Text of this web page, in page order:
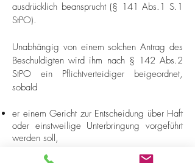
ausdrücklich beansprucht (§ 141 Abs.1 S.1
StPO).
Unabhängig von einem solchen Antrag des
Beschuldigten wird ihm nach § 142 Abs.2
StPO ein Pflichtverteidiger beigeordnet,
sobald
er einem Gericht zur Entscheidung über Haft
oder einstweilige Unterbringung vorgeführt
werden soll,